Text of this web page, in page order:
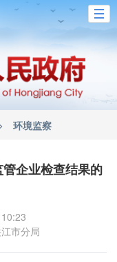
环境监察
企业检查结果的
市分局